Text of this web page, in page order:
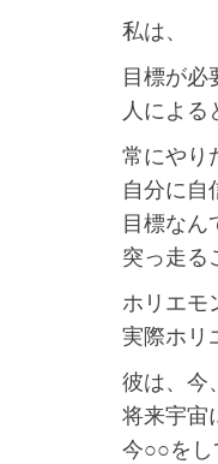
私は、
目標が必
人による
常にやり
自分に自
目標なん
突っ走る
ホリエモ
実際ホリ
彼は、今
将来宇宙
今○○をし